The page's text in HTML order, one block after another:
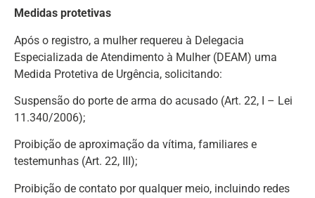
Medidas protetivas
Após o registro, a mulher requereu à Delegacia
Especializada de Atendimento à Mulher (DEAM) uma
Medida Protetiva de Urgência, solicitando:
Suspensão do porte de arma do acusado (Art. 22, I – Lei
11.340/2006);
Proibição de aproximação da vítima, familiares e
testemunhas (Art. 22, III);
Proibição de contato por qualquer meio, incluindo redes